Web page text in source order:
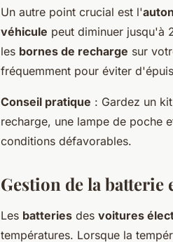
Un autre point crucial est l'
véhicule peut diminuer jusqu'à
les bornes de recharge sur
fréquemment pour éviter
Conseil pratique : Gardez un
recharge, une lampe de poche
conditions défavorables.
Gestion de la batterie
Les batteries des voitures
températures. Lorsque la